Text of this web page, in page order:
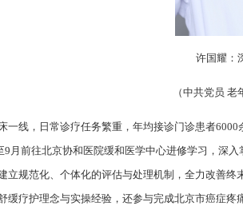
许国耀：
（中共党员
一线，日常诊疗任务繁重，年均接诊门诊患者
9月前往北京协和医院缓和医学中心进修学习，深
立规范化、个体化的评估与处理机制，全力改善
缓疗护理念与实操经验，还参与完成北京市癌症